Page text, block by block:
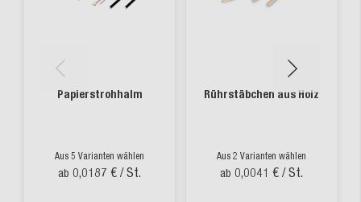
Papierstrohhalm
Aus 5 Varianten wählen
ab 0,0187 € / St.
Rührstäbchen aus Holz
Aus 2 Varianten wählen
ab 0,0041 € / St.